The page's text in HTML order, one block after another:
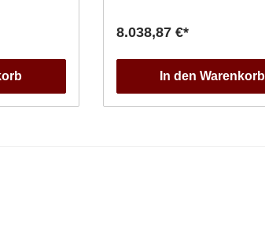
8.038,87 €*
In den Warenkorb